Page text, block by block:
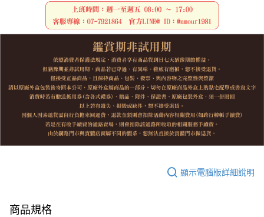
顯示電腦版詳細說明
商品規格